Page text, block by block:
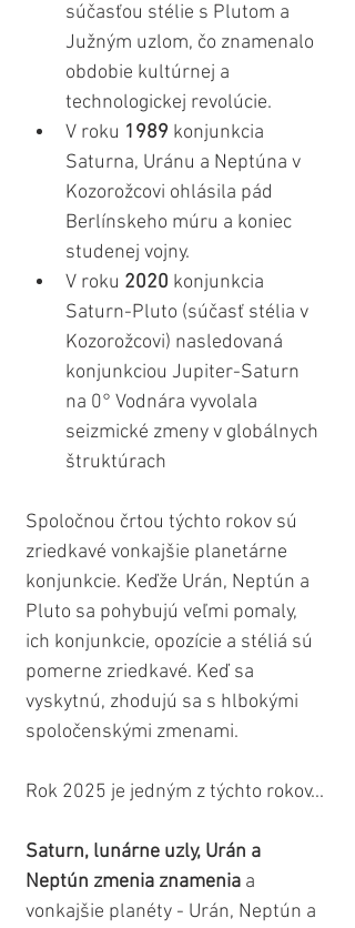
súčasťou stélie s Plutom a
Južným uzlom, čo znamenalo
obdobie kultúrnej a
technologickej revolúcie.
V roku 1989 konjunkcia
Saturna, Uránu a Neptúna v
Kozorožcovi ohlásila pád
Berlínskeho múru a koniec
studenej vojny.
V roku 2020 konjunkcia
Saturn-Pluto (súčasť stélia v
Kozorožcovi) nasledovaná
konjunkciou Jupiter-Saturn
na 0° Vodnára vyvolala
seizmické zmeny v globálnych
štruktúrach
Spoločnou črtou týchto rokov sú
zriedkavé vonkajšie planetárne
konjunkcie. Keďže Urán, Neptún a
Pluto sa pohybujú veľmi pomaly,
ich konjunkcie, opozície a stéliá sú
pomerne zriedkavé. Keď sa
vyskytnú, zhodujú sa s hlbokými
spoločenskými zmenami.
Rok 2025 je jedným z týchto rokov...
Saturn, lunárne uzly, Urán a
Neptún zmenia znamenia a
vonkajšie planéty - Urán, Neptún a